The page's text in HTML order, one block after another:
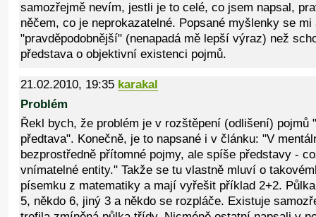
samozřejmě nevím, jestli je to celé, co jsem napsal,
něčem, co je neprokazatelné. Popsané myšlenky se mi
"pravděpodobnější" (nenapadá mě lepší výraz) než
představa o objektivní existenci pojmů.
21.02.2010, 19:35 karakal
Problém
Řekl bych, že problém je v rozštěpení (odlišení) pojmů
předtava". Konečně, je to napsané i v článku: "V
bezprostředně přítomné pojmy, ale spíše představy -
vnímatelné entity." Takže se tu vlastně mluví o
písemku z matematiky a mají vyřešit příklad 2+2.
5, někdo 6, jiný 3 a někdo se rozpláče. Existuje